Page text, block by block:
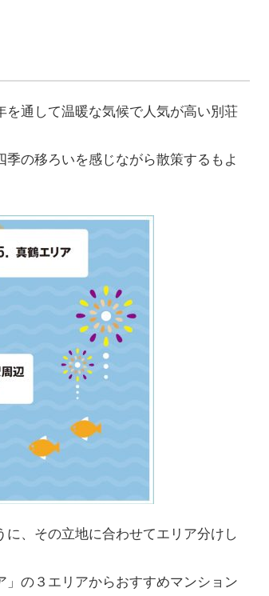
通して温暖な気候で人気が高い別荘
の移ろいを感じながら散策するもよ
、その立地に合わせてエリア分けし
の３エリアからおすすめマンション